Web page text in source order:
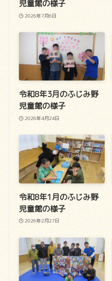
児童館の様子
2026年7月6日
令和8年3月のふじみ野
児童館の様子
2026年4月24日
令和8年1月のふじみ野
児童館の様子
2026年2月27日